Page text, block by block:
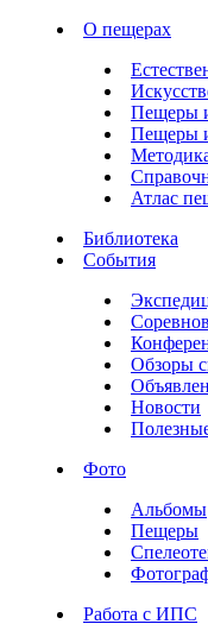
О пещерах
Пещеры
Пещеры
Атлас
Библиотека
События
Обзоры
Новости
Фото
Альбомы
Пещеры
Работа с ИПС